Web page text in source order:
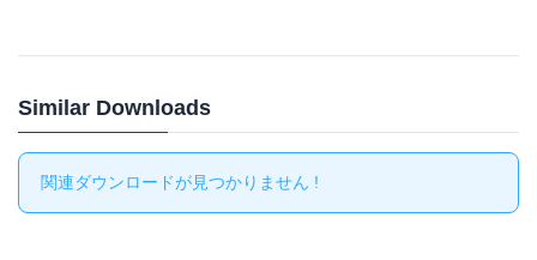
Similar Downloads
関連ダウンロードが見つかりません !